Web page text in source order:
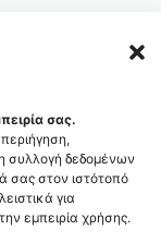
σας.
συλλογή δεδομένων
σας στον ιστότοπό
για
εμπειρία χρήσης.
Επιτροπής
περιόδου